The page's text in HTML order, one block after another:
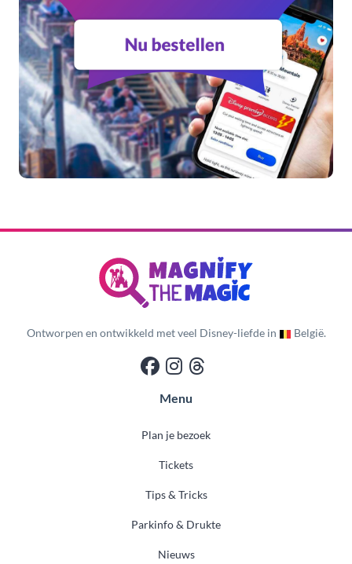
Ontworpen en ontwikkeld met veel Disney-liefde in België.
Menu
Plan je bezoek
Tickets
Tips & Tricks
Parkinfo & Drukte
Nieuws